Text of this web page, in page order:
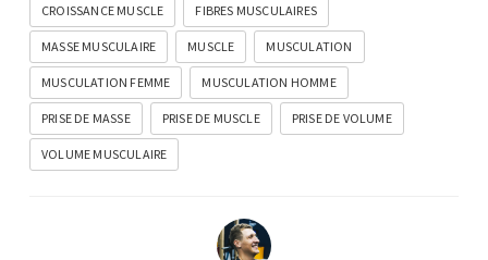
CROISSANCE MUSCLE FIBRES MUSCULAIRES
MASSE MUSCULAIRE MUSCLE MUSCULATION
MUSCULATION FEMME MUSCULATION HOMME
PRISE DE MASSE PRISE DE MUSCLE PRISE DE VOLUME
VOLUME MUSCULAIRE